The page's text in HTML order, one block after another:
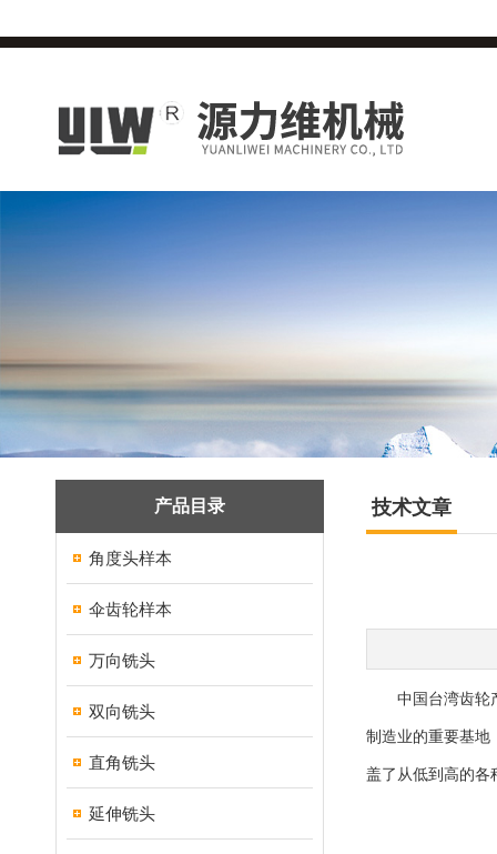
产品目录
角度头样本
伞齿轮样本
万向铣头
双向铣头
直角铣头
延伸铣头
技术文章
中国台湾齿轮产
制造业的重要基地
盖了从低到高的各